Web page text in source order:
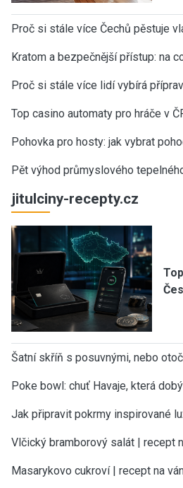
Proč si stále více Čechů pěstuje
Kratom a bezpečnější přístup: na
Proč si stále více lidí vybírá
Top casino automaty pro hráče v
Pohovka pro hosty: jak vybrat
Pět výhod průmyslového
jitulciny-recepty.cz
Šatní skříň s posuvnými, nebo
Poke bowl: chuť Havaje, která
Jak připravit pokrmy inspirované
Vlčický bramborový salát | recept
Masarykovo cukroví | recept na